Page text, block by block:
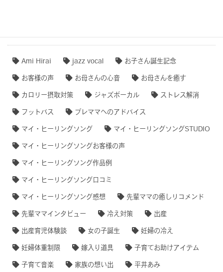
Ami Hirai jazz vocal お子さん誕生記念
お客様の声 お母さんの心音 お母さんを癒す
カロリー摂取対策 ジャズボーカル ストレス解消
フットバス プレママへのアドバイス
マイ・ヒーリングソング マイ・ヒーリングソングSTUDIO
マイ・ヒーリングソングお客様の声
マイ・ヒーリングソング作品例
マイ・ヒーリングソング口コミ
マイ・ヒーリングソング感想 先輩ママの癒しリコメンド
先輩ママインタビュー 冷え対策 出産
出産育児体験談 女の子誕生 妊婦の冷え
妊婦体重制限 嫁入り道具 子育てお助けアイテム
子育て音楽 家族の想い出 平井あみ